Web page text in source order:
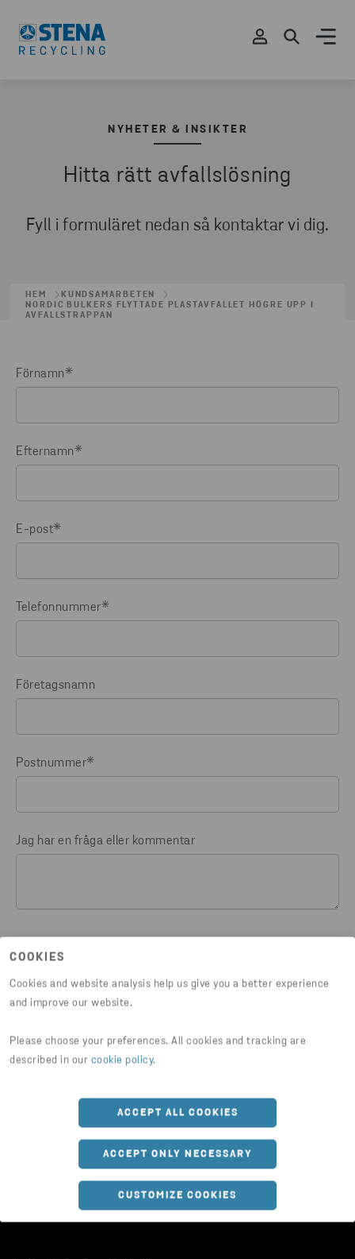
COOKIES
Cookies and website analysis help us give you a better experience
and improve our website.
Please choose your preferences. All cookies and tracking are
described in our cookie policy.
ACCEPT ALL COOKIES
ACCEPT ONLY NECESSARY
CUSTOMIZE COOKIES
NYHETER & INSIKTER
Hitta rätt avfallslösning
Fyll i formuläret nedan så kontaktar vi dig.
HEM
KUNDSAMARBETEN
NORDIC BULKERS FLYTTADE PLASTAVFALLET HÖGRE UPP I
AVFALLSTRAPPAN
Förnamn*
Efternamn*
E-post*
Telefonnummer*
Företagsnamn
Postnummer*
Jag har en fråga eller kommentar
Jag godkänner villkoren i
integritetspolicy. Du kan när som helst återkalla ditt